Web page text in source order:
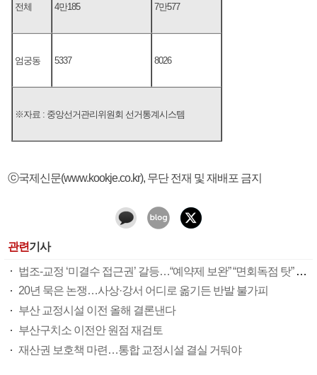
전체 4만185 7만577
엄궁동 5337 8026
※자료 : 중앙선거관리위원회 선거통계시스템
ⓒ국제신문(www.kookje.co.kr), 무단 전재 및 재배포 금지
관련기사
법조-교정 ‘미결수 접근권’ 갈등…“예약제 보완” “면회독점 탓” 팽팽
20년 묵은 논쟁…사상·강서 어디로 옮기든 반발 불가피
부산 교정시설 이전 올해 결론낸다
부산구치소 이전안 원점 재검토
재산권 보호책 마련…통합 교정시설 결실 거둬야